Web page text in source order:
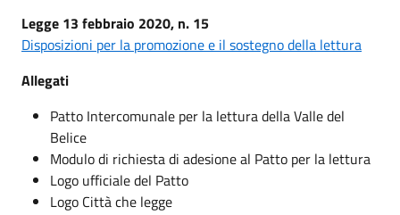
Legge 13 febbraio 2020, n. 15
Disposizioni per la promozione e il sostegno della lettura
Allegati
Patto Intercomunale per la lettura della Valle del
Belice
Modulo di richiesta di adesione al Patto per la lettura
Logo ufficiale del Patto
Logo Città che legge